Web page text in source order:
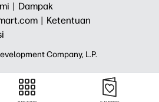
| Dampak
| Ketentuan
Company, L.P.